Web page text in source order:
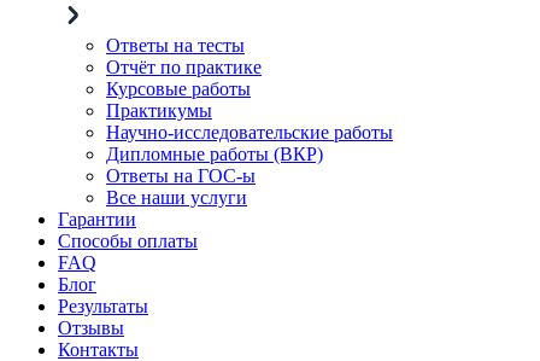
Ответы на тесты
Отчёт по практике
Курсовые работы
Практикумы
Научно-исследовательские работы
Дипломные работы (ВКР)
Ответы на ГОС-ы
Все наши услуги
Гарантии
Способы оплаты
FAQ
Блог
Результаты
Отзывы
Контакты